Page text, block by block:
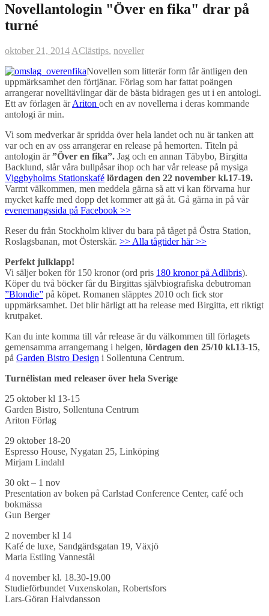
Novellantologin "Över en fika" drar på
turné
oktober 21, 2014 AClästips, noveller
Novellen som litterär form får äntligen den
uppmärksamhet den förtjänar. Förlag som har fattat poängen
arrangerar novelltävlingar där de bästa bidragen ges ut i en antologi.
Ett av förlagen ärAriton och en av novellerna i deras kommande
antologi är min.
Vi som medverkar är spridda över hela landet och nu är tanken att
var och en av oss arrangerar en release på hemorten. Titeln på
antologin är”Över en fika”. Jag och en annan Täbybo, Birgitta
Backlund, slår våra bullpåsar ihop och har vår release på mysiga
Viggbyholms Stationskafé lördagen den 22 november kl.17-19.
Varmt välkommen, men meddela gärna så att vi kan förvarna hur
mycket kaffe med dopp det kommer att gå åt. Gå gärna in på vår
evenemangssida på Facebook >>
Reser du från Stockholm kliver du bara på tåget på Östra Station,
Roslagsbanan, mot Österskär. >> Alla tågtider här >>
Perfekt julklapp!
Vi säljer boken för 150 kronor (ord pris 180 kronor på Adlibris).
Köper du två böcker får du Birgittas självbiografiska debutroman
”Blondie” på köpet. Romanen släpptes 2010 och fick stor
uppmärksamhet. Det blir härligt att ha release med Birgitta, ett riktigt
krutpaket.
Kan du inte komma till vår release är du välkommen till förlagets
gemensamma arrangemang i helgen, lördagen den 25/10 kl.13-15,
på Garden Bistro Design i Sollentuna Centrum.
Turnélistan med releaser över hela Sverige
25 oktober kl 13-15
Garden Bistro, Sollentuna Centrum
Ariton Förlag
29 oktober 18-20
Espresso House, Nygatan 25, Linköping
Mirjam Lindahl
30 okt – 1 nov
Presentation av boken på Carlstad Conference Center, café och
bokmässa
Gun Berger
2 november kl 14
Kafé de luxe, Sandgärdsgatan 19, Växjö
Maria Estling Vannestål
4 november kl. 18.30-19.00
Studieförbundet Vuxenskolan, Robertsfors
Lars-Göran Halvdansson